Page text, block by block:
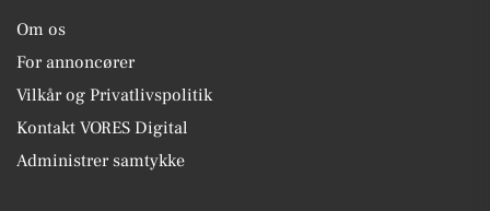
Om os
For annoncører
Vilkår og Privatlivspolitik
Kontakt VORES Digital
Administrer samtykke